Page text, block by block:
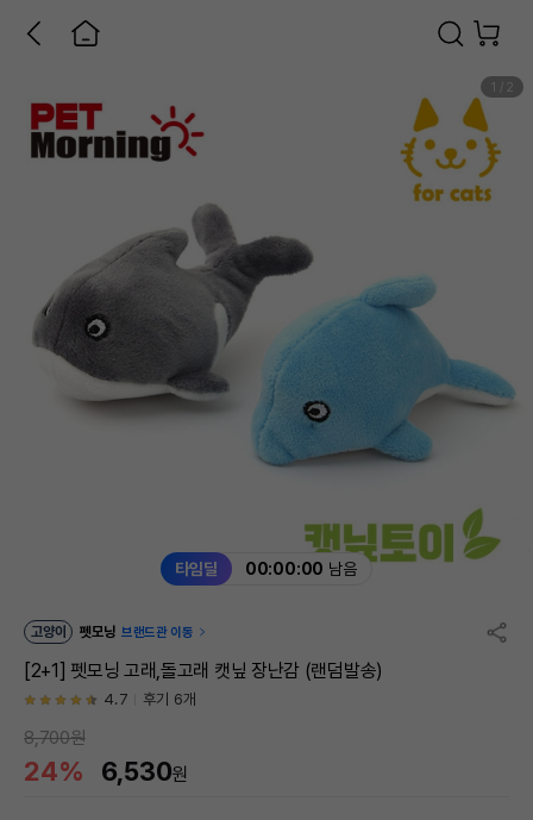
타임딜 00:00:00 남음
1 2
고양이 펫모닝 브랜드관 이동
[2+1] 펫모닝 고래,돌고래 캣닢 장난감 (랜덤발송)
4.7 후기 6개
8,700원
24% 6,530원